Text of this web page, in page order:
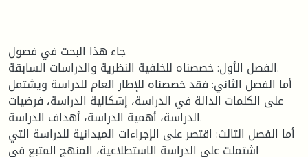
جاء هذا البحث في فصول
الفصل الأول: خصصناه للخلفية النظرية والدراسات السابقة.
أما الفصل الثاني: فقد خصصناه للإطار العام للدراسة ويشتمل
على الكلمات الدالة في الدراسة، إشكالية الدراسة، فرضيات
الدراسة، أهمية الدراسة، أهداف الدراسة.
أما الفصل الثالث: اقتصر على الإجراءات الميدانية للدراسة التي
اشتملت على الدراسة الاستطلاعية، المنهج المتبع في